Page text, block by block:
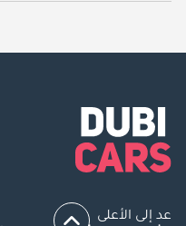
أشهر سيارات لكزس إل إم
عد إلى الأعلى